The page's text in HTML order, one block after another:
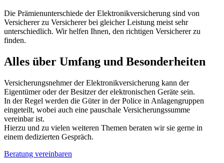
Die Prämienunterschiede der Elektronikversicherung sind von
Versicherer zu Versicherer bei gleicher Leistung meist sehr
unterschiedlich. Wir helfen Ihnen, den richtigen Versicherer zu
finden.
Alles über Umfang und Besonderheiten
Versicherungsnehmer der Elektronikversicherung kann der
Eigentümer oder der Besitzer der elektronischen Geräte sein.
In der Regel werden die Güter in der Police in Anlagengruppen
eingeteilt, wobei auch eine pauschale Versicherungssumme
vereinbar ist.
Hierzu und zu vielen weiteren Themen beraten wir sie gerne in
einem dedizierten Gespräch.
Beratung vereinbaren